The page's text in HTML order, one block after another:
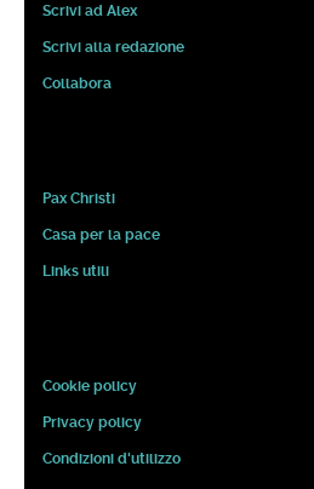
Scrivi ad Alex
Scrivi alla redazione
Collabora
Pax Christi
Casa per la pace
Links utili
Cookie policy
Privacy policy
Condizioni d'utilizzo